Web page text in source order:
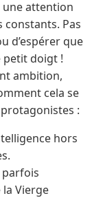
une attention
Pas
d’espérer que
petit doigt !
ambition,
cela se
:
hors
la Vierge